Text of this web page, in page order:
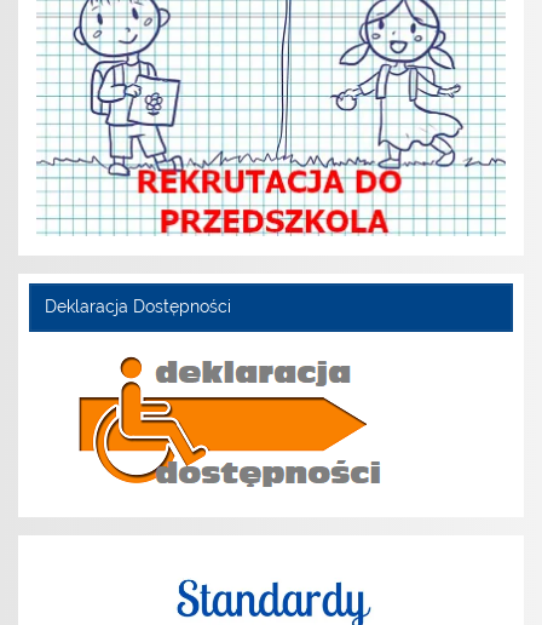
Deklaracja Dostępności